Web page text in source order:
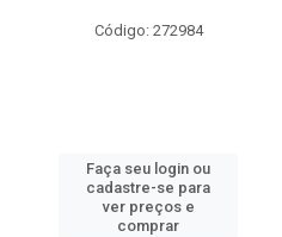
Código: 272984
Faça seu login ou
cadastre-se para
ver preços e
comprar